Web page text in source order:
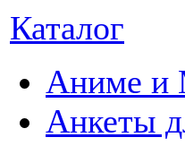
Каталог
Аниме и
Анкеты